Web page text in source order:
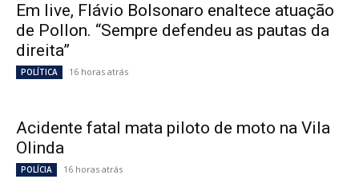
Em live, Flávio Bolsonaro enaltece atuação
de Pollon. “Sempre defendeu as pautas da
direita”
POLÍTICA 16 horas atrás
Acidente fatal mata piloto de moto na Vila
Olinda
POLÍCIA 16 horas atrás